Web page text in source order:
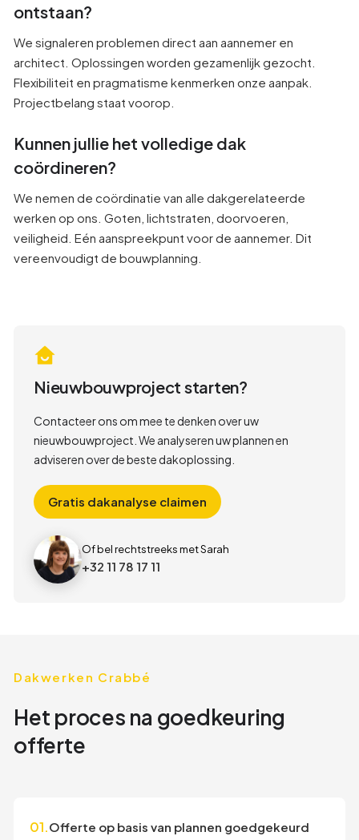
ontstaan?
We signaleren problemen direct aan aannemer en
architect. Oplossingen worden gezamenlijk gezocht.
Flexibiliteit en pragmatisme kenmerken onze aanpak.
Projectbelang staat voorop.
Kunnen jullie het volledige dak
coördineren?
We nemen de coördinatie van alle dakgerelateerde
werken op ons. Goten, lichtstraten, doorvoeren,
veiligheid. Eén aanspreekpunt voor de aannemer. Dit
vereenvoudigt de bouwplanning.
Nieuwbouwproject starten?
Contacteer ons om mee te denken over uw
nieuwbouwproject. We analyseren uw plannen en
adviseren over de beste dakoplossing.
Gratis dakanalyse claimen
Of bel rechtstreeks met Sarah
+32 11 78 17 11
Dakwerken Crabbé
Het proces na goedkeuring
offerte
01.Offerte op basis van plannen goedgekeurd